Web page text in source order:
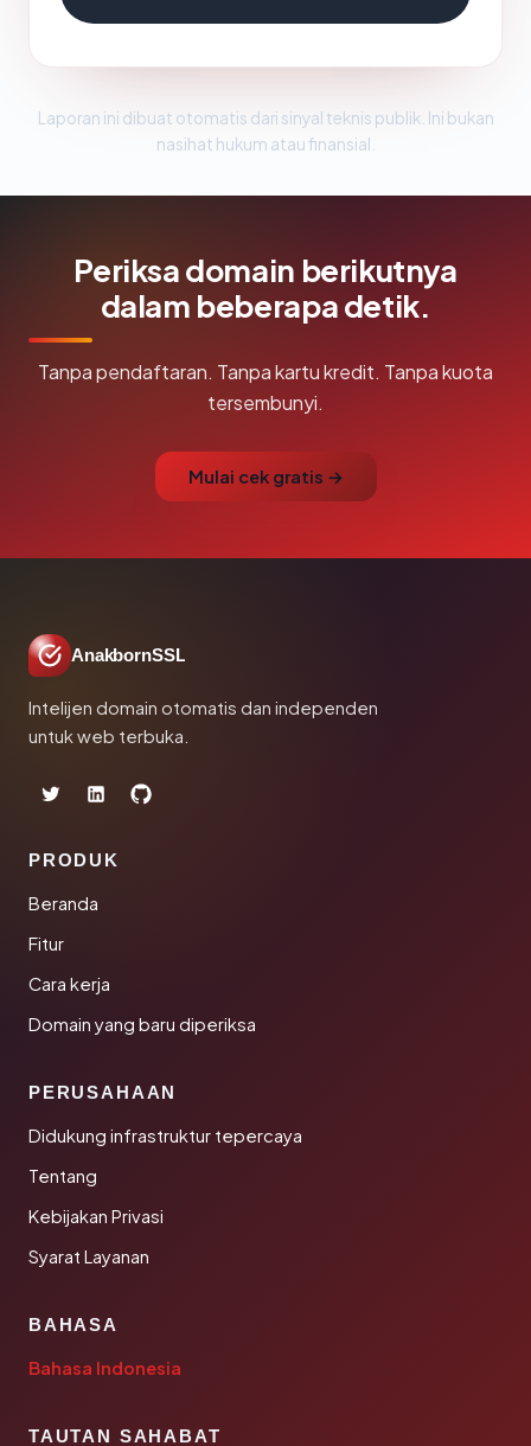
Laporan ini dibuat otomatis dari sinyal teknis publik. Ini bukan
nasihat hukum atau finansial.
Periksa domain berikutnya
dalam beberapa detik.
Tanpa pendaftaran. Tanpa kartu kredit. Tanpa kuota
tersembunyi.
Mulai cek gratis →
AnakbornSSL
Intelijen domain otomatis dan independen
untuk web terbuka.
PRODUK
Beranda
Fitur
Cara kerja
Domain yang baru diperiksa
PERUSAHAAN
Didukung infrastruktur tepercaya
Tentang
Kebijakan Privasi
Syarat Layanan
BAHASA
Bahasa Indonesia
TAUTAN SAHABAT